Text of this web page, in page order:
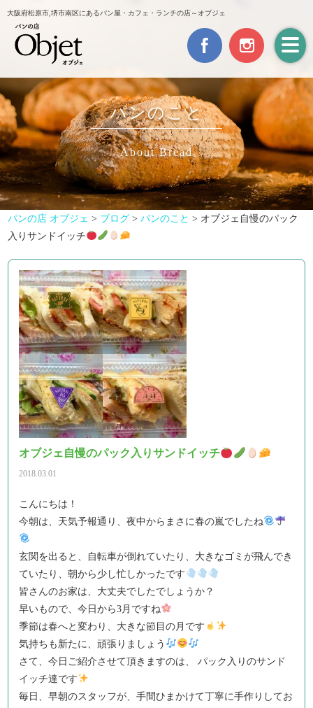
大阪府松原市,堺市南区にあるパン屋・カフェ・ランチの店～オブジェ
パンのこと
About Bread
パンの店 オブジェ > ブログ >パンのこと > オブジェ自慢のパック
入りサンドイッチ
オブジェ自慢のパック入りサンドイッチ
2018.03.01
こんにちは！
今朝は、天気予報通り、夜中からまさに春の嵐でしたね
玄関を出ると、自転車が倒れていたり、大きなゴミが飛んでき
ていたり、朝から少し忙しかったです
皆さんのお家は、大丈夫でしたでしょうか？
早いもので、今日から3月ですね
季節は春へと変わり、大きな節目の月です
気持ちも新たに、頑張りましょう
さて、今日ご紹介させて頂きますのは、 パック入りのサンド
イッチ達です
毎日、早朝のスタッフが、手間ひまかけて丁寧に手作りしてお